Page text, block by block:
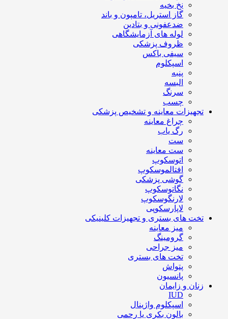
نخ بخیه
گاز استریل، تامپون و باند
ضدعفونی و بتادین
لوله های آزمایشگاهی
ظروف پزشکی
سیفی باکس
اسپکلوم
پنبه
البسه
سرنگ
چسب
تجهیزات معاینه و تشخیص پزشکی
چراغ معاینه
رگ یاب
ست
ست معاینه
اتوسکوپ
افتالموسکوپ
گوشی پزشکی
نگاتوسکوپ
لارنگوسکوپ
لاپارسکوپی
تخت های بستری و تجهیزات کلینیکی
میز معاینه
گرومینگ
میز جراحی
تخت های بستری
پتواش
پانسیون
زنان و زایمان
IUD
اسپکلوم واژینال
بالون بکری یا رحمی